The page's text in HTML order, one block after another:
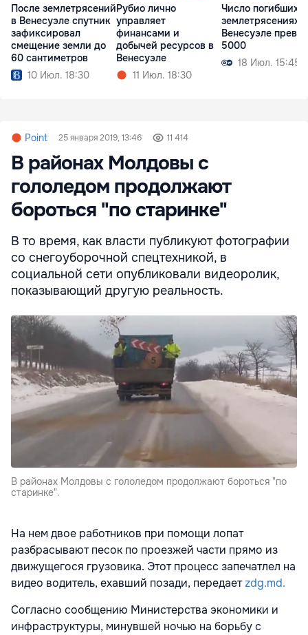
После землетрясений
в Венесуэле спутник
зафиксировал
смещение земли до
60 сантиметров
10 Июл. 18:30
Рубио лично
управляет
финансами и
добычей ресурсов в
Венесуэле
11 Июл. 18:30
Число погибших
землетрясениях в
Венесуэле
5000
18 Июл. 15:45
Point 25 января 2019, 13:46 11 414
В районах Молдовы с
гололедом продолжают
бороться "по старинке"
В то время, как власти публикуют фотографии
со снегоуборочной спецтехникой, в
социальной сети опубликовали видеоролик,
показывающий другую реальность.
В районах Молдовы с гололедом продолжают бороться "по
старинке".
На нем двое работников при помощи лопат
разбрасывают песок по проезжей части прямо из
движущегося грузовика. Этот процесс запечатлел на
видео водитель, ехавший позади, передаетzdg.md.
Согласно сообщению Министерства экономики и
инфраструктуры, минувшей ночью на борьбу с